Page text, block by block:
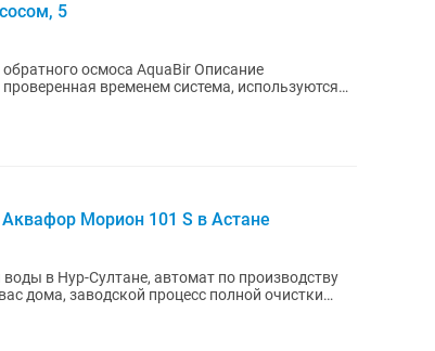
5
осмоса AquaBir Описание
временем система, используются
Морион 101 S в Астане
в Нур-Султане, автомат по производству
дома, заводской процесс полной очистки